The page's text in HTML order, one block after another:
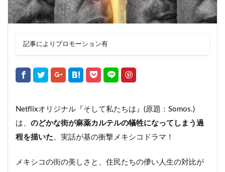
記事によりプロモーション有
Netflixオリジナル『そして私たちは』(原題：Somos.)
は、 のどかな街が麻薬カルテルの犠牲になってしまう過
程を描いた 、実話が基の衝撃メキシコドラマ！
メキシコの街の美しさと、住民たちの儚い人生の対比が